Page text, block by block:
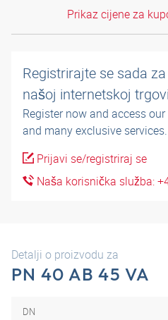
Prikaz cijene za
Registrirajte se sada
našoj internetskoj
Register now and access
and many exclusive services.
Prijavi se/registriraj se
Naša korisnička služba:
Detalji o proizvodu za
PN 40 AB 45 VA
DN